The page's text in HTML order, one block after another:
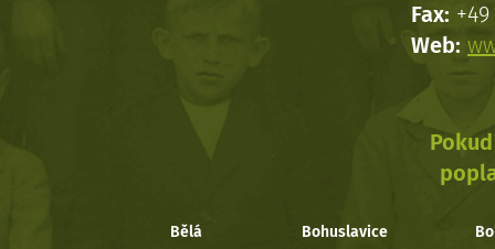
Fax:
Web:
Bělá Bohuslavice